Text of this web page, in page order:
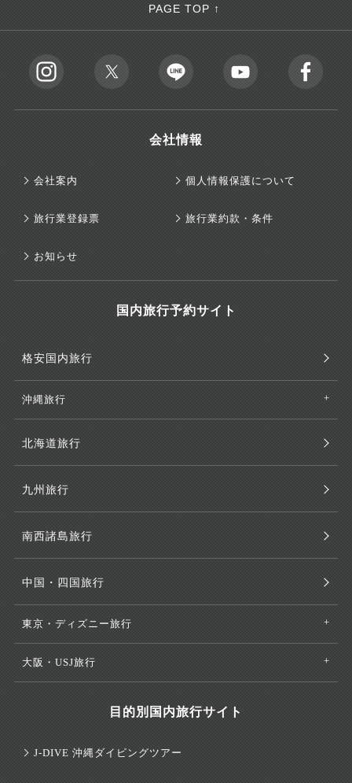
PAGE TOP ↑
会社情報
会社案内 個人情報保護について
旅行業登録票 旅行業約款・条件
お知らせ
国内旅行予約サイト
格安国内旅行
沖縄旅行
北海道旅行
九州旅行
南西諸島旅行
中国・四国旅行
東京・ディズニー旅行
大阪・USJ旅行
目的別国内旅行サイト
J-DIVE 沖縄ダイビングツアー